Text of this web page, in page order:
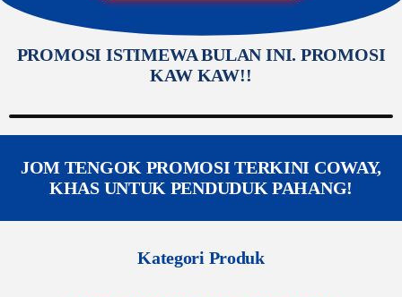
PROMOSI ISTIMEWA BULAN INI. PROMOSI
KAW KAW!!
JOM TENGOK PROMOSI TERKINI COWAY,
KHAS UNTUK PENDUDUK PAHANG!
Kategori Produk